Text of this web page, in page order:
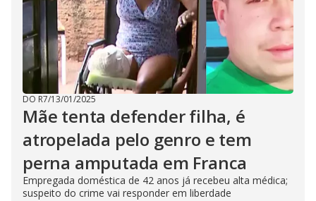
DO R7/13/01/2025
Mãe tenta defender filha, é
atropelada pelo genro e tem
perna amputada em Franca
Empregada doméstica de 42 anos já recebeu alta médica;
suspeito do crime vai responder em liberdade